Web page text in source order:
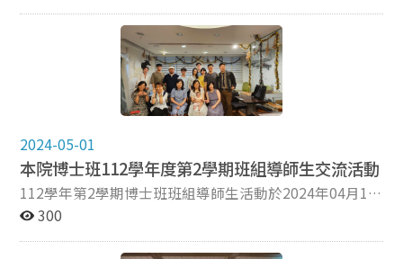
(博士生邱聃撰文/照片提供)
解各項補助的申請要求及時間安排，以確保經費支援，減
輕經濟負擔。他並分享如何利用補助資源來提升學術交流
的機會，為在場博士生提供了實用的建議。 整場導生聚
活動在輕鬆愉快的氛圍中進行，參與的博士生們皆表示收
穫豐富，對未來的學術規劃與國際交流有更清晰的認識。
此次活動不僅加強了導師與學生之間的聯繫，也為博士生
提供了具體的學術發展方向，幫助他們在國際學術領域中
邁出更穩健的步伐。
張郁敏主任、劉慧雯導師及徐美苓教授到場致詞，並歡迎
博士班新同學入學，本次活動共計有20位師生參與。 許
志堅院長致詞時表示，每位博士生經歷的博士修業生涯與
困難都不一樣，院長鼓勵同學走出屬於自己的博士班歷
博士學位的經歷與心得與同學們分享，並鼓勵同學努力適
應博士班的修業及研究生活。同時，活動也邀請多位博士
班學長姐，分別就「博士班修業新規定」、「博士生研究
生活與工作」、「資格檢定考試準備」及「博士生國內外
投稿經驗」等項目分享博士班的修業心得。 博士班迎新
聚會於每學年度開學第一週舉辦，目的是希望讓新生了解
2024-05-01
本院博士班112學年度第2學期班組導師生交流活動
112學年第2學期博士班班組導師生活動於2024年04月15
日，在首思義義式餐坊舉行，本次活動共有16名師生參
300